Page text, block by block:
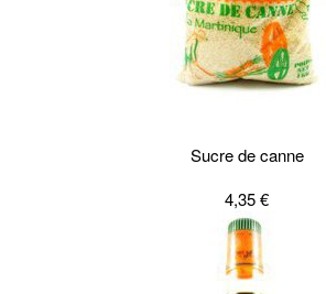
Sucre de canne
4,35 €